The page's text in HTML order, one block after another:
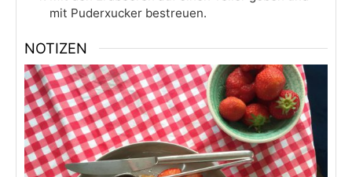
mit Puderxucker bestreuen.
NOTIZEN